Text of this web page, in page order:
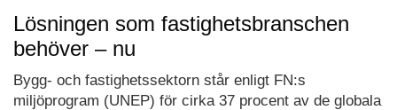
Lösningen som fastighetsbranschen
behöver – nu
Bygg- och fastighetssektorn står enligt FN:s
miljöprogram (UNEP) för cirka 37 procent av de globala